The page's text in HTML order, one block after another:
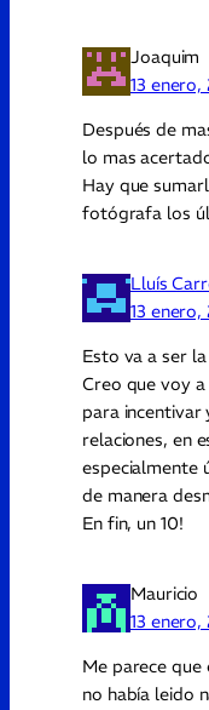
Joaquim
13 enero,
Después de
lo mas
Hay que
fotógrafa los
Lluís
13 enero,
Esto va a ser
Creo que voy
para incentivar
relaciones, en
especialmente
de manera
En fin, un 10!
Mauricio
13 enero,
Me parece
no había leido